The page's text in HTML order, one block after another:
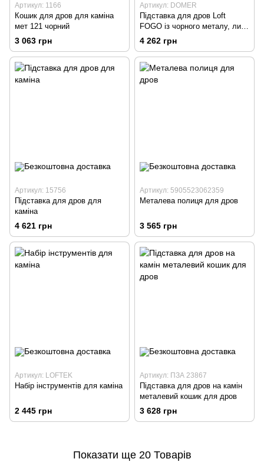
Артикул: 1166
Кошик для дров для каміна
мет 121 чорний
3 063 грн
Артикул: DOMER
Підставка для дров Loft
FOGO із чорного металу, лист
2 мм.
4 262 грн
Артикул: 15756
Підставка для дров для
каміна
4 621 грн
Артикул: 5905523062359
Металева полиця для дров
3 565 грн
Артикул: LOFTEK
Набір інструментів для каміна
2 445 грн
Артикул: ПЗА 23867
Підставка для дров на камін
металевий кошик для дров
3 628 грн
Показати ще 20 Товарів